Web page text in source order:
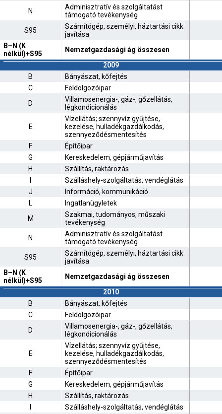
N
Adminisztratív és szolgáltatást
támogató tevékenység
S95
Számítógép, személyi, háztartási cikk
javítása
B–N (K
nélkül)+S95
Nemzetgazdasági ág összesen
2009
B
Bányászat, kőfejtés
C
Feldolgozóipar
D
Villamosenergia-, gáz-, gőzellátás,
légkondicionálás
E
Vízellátás; szennyvíz gyűjtése,
kezelése, hulladékgazdálkodás,
szennyeződésmentesítés
F
Építőipar
G
Kereskedelem, gépjárműjavítás
H
Szállítás, raktározás
Szálláshely-szolgáltatás, vendéglátás
J
Információ, kommunikáció
L
Ingatlanügyletek
M
Szakmai, tudományos, műszaki
tevékenység
N
Adminisztratív és szolgáltatást
támogató tevékenység
S95
Számítógép, személyi, háztartási cikk
javítása
B–N (K
nélkül)+S95
Nemzetgazdasági ág összesen
2010
B
Bányászat, kőfejtés
C
Feldolgozóipar
D
Villamosenergia-, gáz-, gőzellátás,
légkondicionálás
E
Vízellátás; szennyvíz gyűjtése,
kezelése, hulladékgazdálkodás,
szennyeződésmentesítés
F
Építőipar
G
Kereskedelem, gépjárműjavítás
H
Szállítás, raktározás
Szálláshely-szolgáltatás, vendéglátás